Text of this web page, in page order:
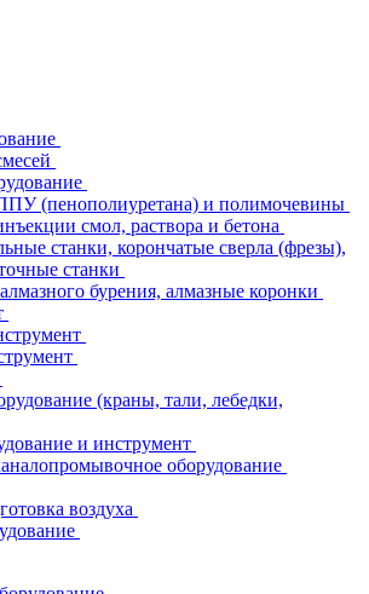
(пенополиуретана) и полимочевины
смол, раствора и бетона
станки, корончатые сверла (фрезы),
станки
бурения, алмазные коронки
(краны, тали, лебедки,
и инструмент
оборудование
воздуха